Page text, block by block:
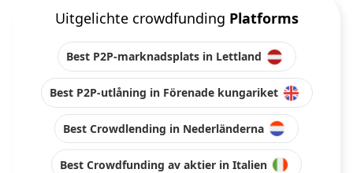
Uitgelichte crowdfunding Platforms
Best P2P-marknadsplats in Lettland
Best P2P-utlåning in Förenade kungariket
Best Crowdlending in Nederländerna
Best Crowdfunding av aktier in Italien